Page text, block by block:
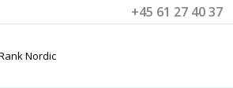
+45 61 27 40 37